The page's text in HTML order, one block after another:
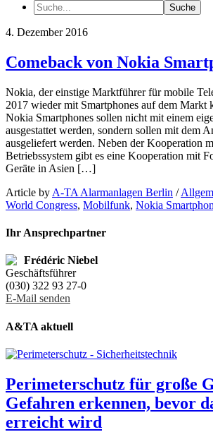
4. Dezember 2016
Comeback von Nokia
Nokia, der einstige Marktführer für mobile
2017 wieder mit Smartphones auf dem Markt
Nokia Smartphones sollen nicht mit einem
ausgestattet werden, sondern sollen mit dem
ausgeliefert werden. Neben der Kooperation
Betriebssystem gibt es eine Kooperation mit
Geräte in Asien […]
Article by A-TA Alarmanlagen Berlin /
World Congress, Mobilfunk, Nokia
Ihr Ansprechpartner
Frédéric Niebel
Geschäftsführer
(030) 322 93 27-0
E-Mail senden
A&TA aktuell
Perimeterschutz für große
Gefahren erkennen, bevor
erreicht wird